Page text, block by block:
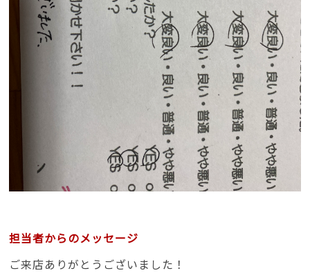
担当者からのメッセージ
ご来店ありがとうございました！